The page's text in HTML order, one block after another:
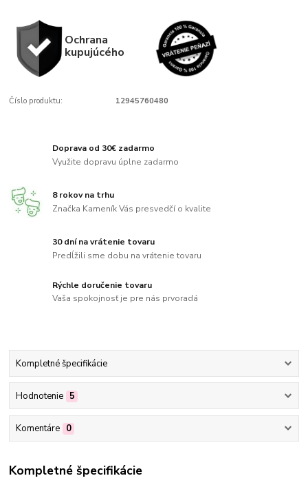
Ochrana
kupujúcého
Číslo produktu: 12945760480
Doprava od 30€ zadarmo
Využite dopravu úplne zadarmo
8 rokov na trhu
Značka Kameník Vás presvedčí o kvalite
30 dní na vrátenie tovaru
Predĺžili sme dobu na vrátenie tovaru
Rýchle doručenie tovaru
Vaša spokojnosť je pre nás prvoradá
Kompletné špecifikácie
Hodnotenie 5
Komentáre 0
Kompletné špecifikácie